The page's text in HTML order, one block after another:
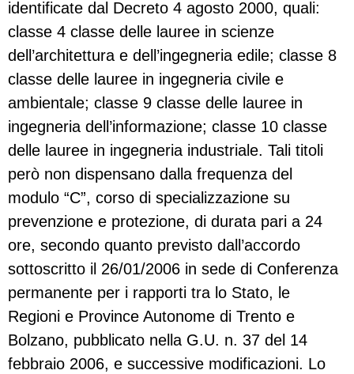
identificate dal Decreto 4 agosto 2000, quali:
classe 4 classe delle lauree in scienze
dell’architettura e dell’ingegneria edile; classe 8
classe delle lauree in ingegneria civile e
ambientale; classe 9 classe delle lauree in
ingegneria dell’informazione; classe 10 classe
delle lauree in ingegneria industriale. Tali titoli
però non dispensano dalla frequenza del
modulo “C”, corso di specializzazione su
prevenzione e protezione, di durata pari a 24
ore, secondo quanto previsto dall’accordo
sottoscritto il 26/01/2006 in sede di Conferenza
permanente per i rapporti tra lo Stato, le
Regioni e Province Autonome di Trento e
Bolzano, pubblicato nella G.U. n. 37 del 14
febbraio 2006, e successive modificazioni. Lo